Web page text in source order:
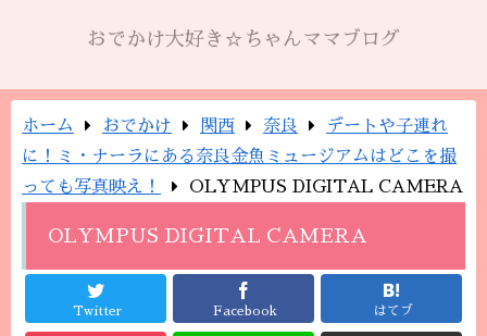
おでかけ大好き☆ちゃんママブログ
ホーム おでかけ 関西 奈良
デートや子連れ
に！ミ・ナーラにある奈良金魚ミュージアムはどこを撮
っても写真映え！
OLYMPUS DIGITAL CAMERA
OLYMPUS DIGITAL CAMERA
Twitter Facebook はてブ